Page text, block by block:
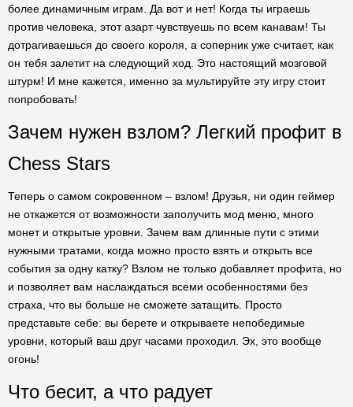
более динамичным играм. Да вот и нет! Когда ты играешь
против человека, этот азарт чувствуешь по всем канавам! Ты
дотрагиваешься до своего короля, а соперник уже считает, как
он тебя залетит на следующий ход. Это настоящий мозговой
штурм! И мне кажется, именно за мультируйте эту игру стоит
попробовать!
Зачем нужен взлом? Легкий профит в
Chess Stars
Теперь о самом сокровенном – взлом! Друзья, ни один геймер
не откажется от возможности заполучить мод меню, много
монет и открытые уровни. Зачем вам длинные пути с этими
нужными тратами, когда можно просто взять и открыть все
события за одну катку? Взлом не только добавляет профита, но
и позволяет вам наслаждаться всеми особенностями без
страха, что вы больше не сможете затащить. Просто
представьте себе: вы берете и открываете непобедимые
уровни, который ваш друг часами проходил. Эх, это вообще
огонь!
Что бесит, а что радует